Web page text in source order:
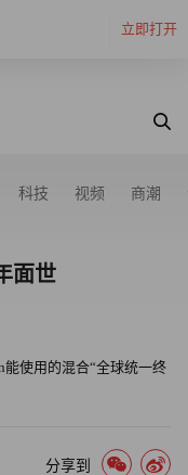
立即打开
科技 视频 商潮
面世
使用的混合“全球统一终
分享到